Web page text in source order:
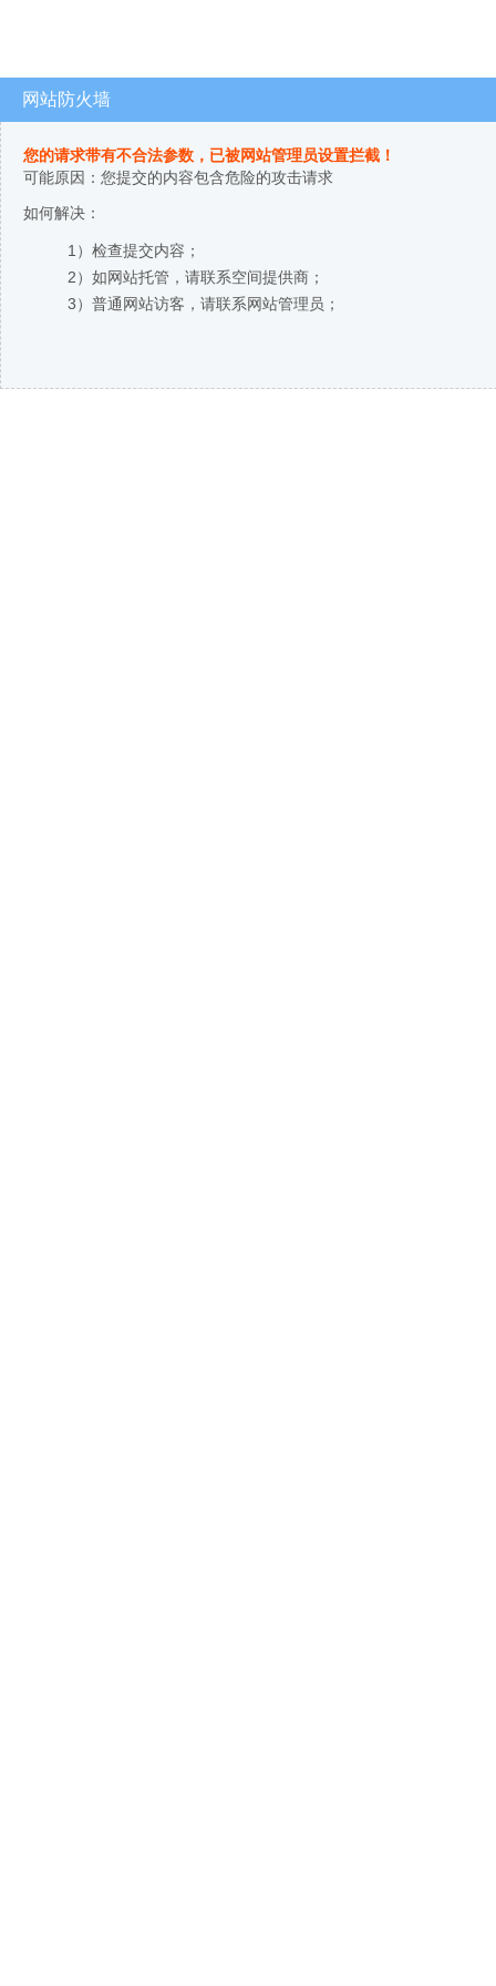
网站防火墙
您的请求带有不合法参数，已被网站管理员设置拦截！
可能原因：您提交的内容包含危险的攻击请求
如何解决：
1）检查提交内容；
2）如网站托管，请联系空间提供商；
3）普通网站访客，请联系网站管理员；